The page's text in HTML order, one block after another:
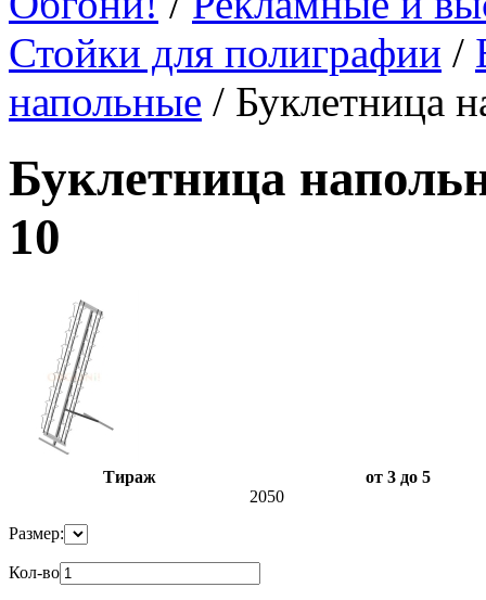
Стойки для полиграфии /
напольные / Буклетница
Буклетница
10
Тираж
от 3 до 5
2050
Размер:
Кол-во